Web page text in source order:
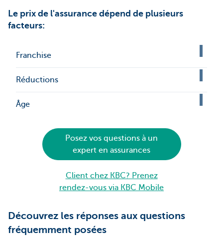
Le prix de l'assurance dépend de plusieurs
facteurs:
Franchise
Réductions
Âge
Posez vos questions à un
expert en assurances
Client chez KBC? Prenez
rendez-vous via KBC Mobile
Découvrez les réponses aux questions
fréquemment posées